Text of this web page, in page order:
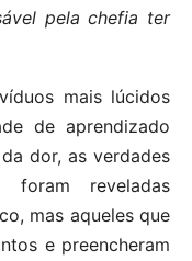
pela chefia ter
mais lúcidos
de aprendizado
dor, as verdades
foram reveladas
mas aqueles que
e preencheram